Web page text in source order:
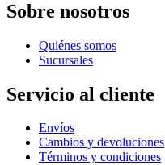
Sobre nosotros
Quiénes somos
Sucursales
Servicio al cliente
Envíos
Cambios y devoluciones
Términos y condiciones